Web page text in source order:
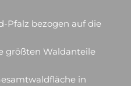
Pfalz bezogen auf die
größten Waldanteile
in